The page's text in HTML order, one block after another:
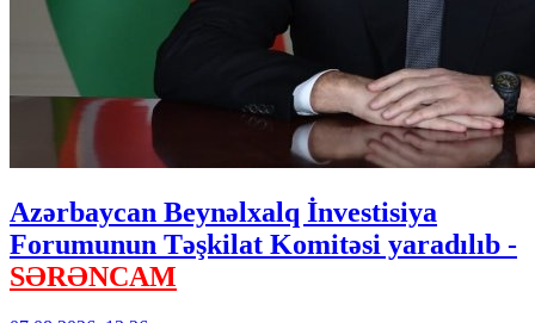
Azərbaycan Beynəlxalq İnvestisiya
Forumunun Təşkilat Komitəsi yaradılıb -
SƏRƏNCAM